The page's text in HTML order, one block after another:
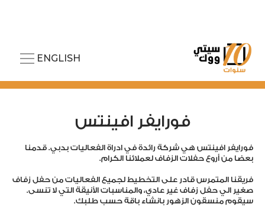
ENGLISH
فورايفر افينتس
فورايفر افينتس هي شركة رائدة في ادراة الفعاليات بدبي. قدمنا
بعضا من أروع حفلات الزفاف لعملائنا الكرام.
فريقنا المتمرس قادر على التخطيط لجميع الفعاليات من حفل زفاف
صغير الي حفل زفاف غير عادي، والمناسبات الأنيقة التي لا تنسى.
سيقوم منسقون الزهور بانشاء باقة حسب طلبك.